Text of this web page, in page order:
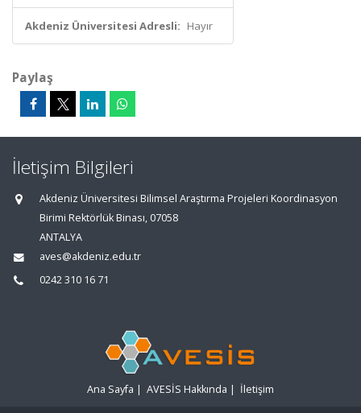
Akdeniz Üniversitesi Adresli: Hayır
Paylaş
İletişim Bilgileri
Akdeniz Üniversitesi Bilimsel Araştırma Projeleri Koordinasyon
Birimi Rektörlük Binası, 07058
ANTALYA
aves@akdeniz.edu.tr
0242 310 16 71
Ana Sayfa | AVESİS Hakkında | İletişim